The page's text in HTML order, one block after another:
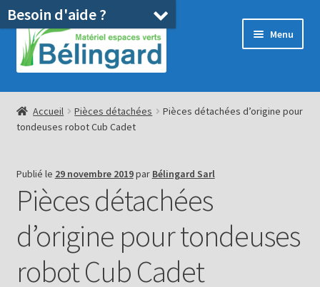
Aller
la
Aller
au
contenu
Menu
Accueil
Boutique
Location
Pièces détachées/SAV
menu
Occasions
Blog
Accueil Pièces détachées
Pièces détachées d’origine pour
tondeuses robot Cub Cadet
Publié le 29 novembre 2019par Bélingard Sarl
Pièces détachées
d’origine pour tondeuses
robot Cub Cadet
Besoin d'aide ?